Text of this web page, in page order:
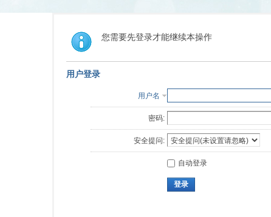
您需要先登录才能继续本操作
用户登录
用户名
密码:
安全提问:
自动登录
登录